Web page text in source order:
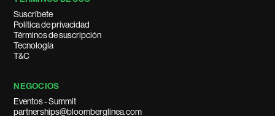
Suscríbete
Política de privacidad
Términos de suscripción
Tecnología
T&C
NEGOCIOS
Eventos - Summit
partnerships@bloomberglinea.com